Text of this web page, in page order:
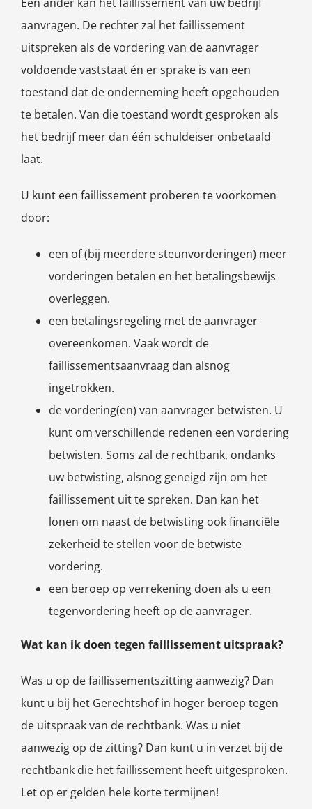
aanvragen. De rechter zal het faillissement
uitspreken als de vordering van de aanvrager
voldoende vaststaat én er sprake is van een
toestand dat de onderneming heeft opgehouden
te betalen. Van die toestand wordt gesproken als
het bedrijf meer dan één schuldeiser onbetaald
laat.
U kunt een faillissement proberen te voorkomen
door:
een of (bij meerdere steunvorderingen) meer
vorderingen betalen en het betalingsbewijs
overleggen.
een betalingsregeling met de aanvrager
overeenkomen. Vaak wordt de
faillissementsaanvraag dan alsnog
ingetrokken.
de vordering(en) van aanvrager betwisten. U
kunt om verschillende redenen een vordering
betwisten. Soms zal de rechtbank, ondanks
uw betwisting, alsnog geneigd zijn om het
faillissement uit te spreken. Dan kan het
lonen om naast de betwisting ook financiële
zekerheid te stellen voor de betwiste
vordering.
een beroep op verrekening doen als u een
tegenvordering heeft op de aanvrager.
Wat kan ik doen tegen faillissement uitspraak?
Was u op de faillissementszitting aanwezig? Dan
kunt u bij het Gerechtshof in hoger beroep tegen
de uitspraak van de rechtbank. Was u niet
aanwezig op de zitting? Dan kunt u in verzet bij de
rechtbank die het faillissement heeft uitgesproken.
Let op er gelden hele korte termijnen!